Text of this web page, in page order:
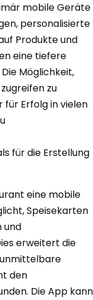
mobile Geräte
personalisierte
Produkte und
eine tiefere
Möglichkeit,
zu
für Erfolg in vielen
für die Erstellung
eine mobile
Speisekarten
und
erweitert die
den
Die App kann